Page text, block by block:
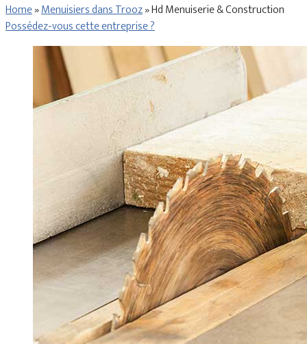
Home»Menuisiers dans Trooz»Hd Menuiserie & Construction
Possédez-vous cette entreprise ?